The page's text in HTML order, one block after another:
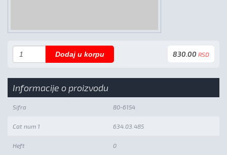
830.00 RSD
Dodaj u korpu
Informacije o proizvodu
Sifra 80-6154
Cat num 1 634.03.485
Heft 0